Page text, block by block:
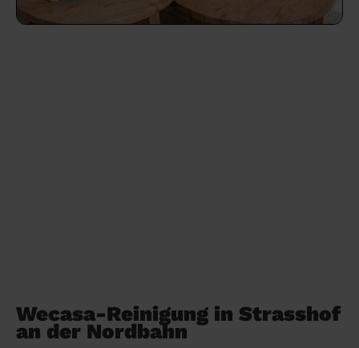
Wecasa-Reinigung in Strasshof
an der Nordbahn